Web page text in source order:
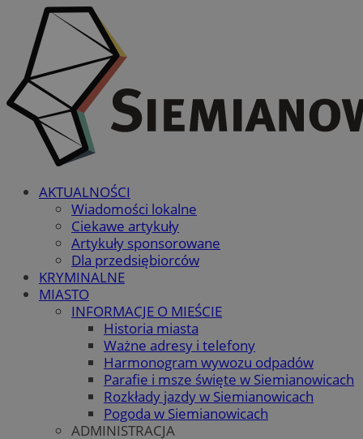
AKTUALNOŚCI
Wiadomości lokalne
Ciekawe artykuły
Artykuły sponsorowane
Dla przedsiębiorców
KRYMINALNE
MIASTO
INFORMACJE O MIEŚCIE
Historia miasta
Ważne adresy i telefony
Harmonogram wywozu odpadów
Parafie i msze święte w Siemianowicach
Rozkłady jazdy w Siemianowicach
Pogoda w Siemianowicach
ADMINISTRACJA